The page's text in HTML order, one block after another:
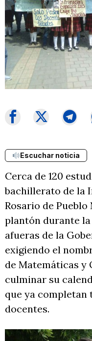
Escuchar noticia
Cerca de 120
bachillerato de la
Rosario de
plantón durante la
afueras de la
exigiendo el
de Matemáticas y
culminar su
que ya completan
docentes.